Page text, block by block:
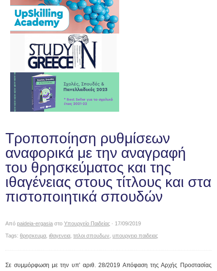
Τροποποίηση ρυθμίσεων
αναφορικά με την αναγραφή
του θρησκεύματος και της
ιθαγένειας στους τίτλους και στα
πιστοποιητικά σπουδών
Απόpaideia-ergasia στοΥπουργείο Παιδείας · 17/09/2019
Tags:θρησκευμα ,ιθαγενεια ,τιτλοι σπουδων ,υπουργειο παιδειας
Σε συμμόρφωση με την υπ’ αριθ. 28/2019 Απόφαση της Αρχής Προστασίας